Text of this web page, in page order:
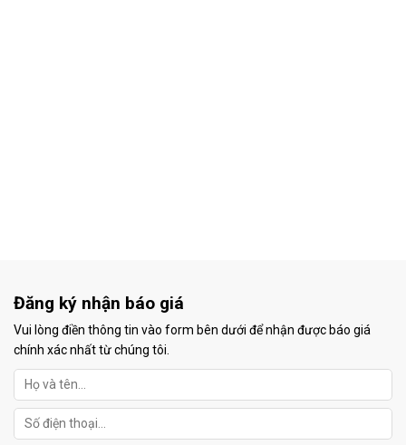
Đăng ký nhận báo giá
Vui lòng điền thông tin vào form bên dưới để nhận được báo giá
chính xác nhất từ chúng tôi.